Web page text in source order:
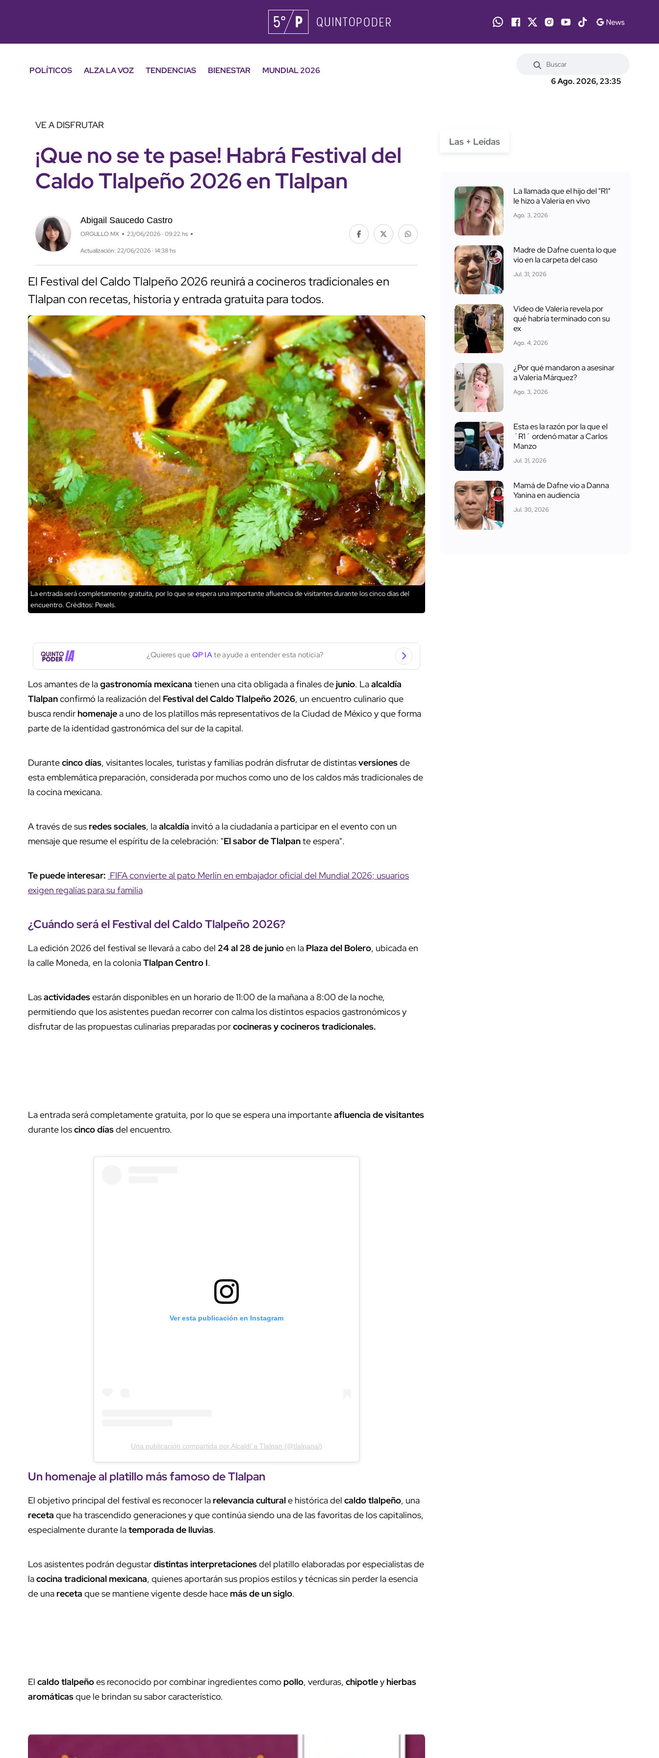
POLÍTICOS ALZA LA VOZ TENDENCIAS BIENESTAR
MUNDIAL 2026
6 Ago. 2026, 23:35
VE A DISFRUTAR
¡Que no se te pase! Habrá Festival del
Caldo Tlalpeño 2026 en Tlalpan
Abigail Saucedo Castro
ORGULLO MX 23/06/2026 · 09:22 hs
Actualización: 22/06/2026 · 14:38 hs
El Festival del Caldo Tlalpeño 2026 reunirá a cocineros tradicionales en
Tlalpan con recetas, historia y entrada gratuita para todos.
La entrada será completamente gratuita, por lo que se espera una importante afluencia de visitantes durante los cinco días del
encuentro. Créditos: Pexels.
¿Quieres que QP IAte ayude a entender esta noticia?
Los amantes de lagastronomía mexicana tienen una cita obligada a finales dejunio. Laalcaldía
Tlalpanconfirmó la realización del Festival del Caldo Tlalpeño 2026, un encuentro culinario que
busca rendir homenajea uno de los platillos más representativos de la Ciudad de México y que forma
parte de la identidad gastronómica del sur de la capital.
Durantecinco días, visitantes locales, turistas y familias podrán disfrutar de distintasversionesde
esta emblemática preparación, considerada por muchos como uno de los caldos más tradicionales de
la cocina mexicana.
A través de sus redes sociales, laalcaldía invitó a la ciudadanía a participar en el evento con un
mensaje que resume el espíritu de la celebración: "El sabor de Tlalpante espera".
Te puede interesar: FIFA convierte al pato Merlín en embajador oficial del Mundial 2026; usuarios
exigen regalías para su familia
¿Cuándo será el Festival del Caldo Tlalpeño 2026?
La edición 2026 del festival se llevará a cabo del 24 al 28 de junioen la Plaza del Bolero, ubicada en
la calle Moneda, en la coloniaTlalpan Centro I.
Lasactividadesestarán disponibles en un horario de 11:00 de la mañana a 8:00 de la noche,
permitiendo que los asistentes puedan recorrer con calma los distintos espacios gastronómicos y
disfrutar de las propuestas culinarias preparadas porcocineras y cocineros tradicionales.
La entrada será completamente gratuita, por lo que se espera una importanteafluencia de visitantes
durante loscinco díasdel encuentro.
Ver esta publicación en Instagram
Una publicación compartida por Alcaldi´a Tlalpan (@tlalpanal)
Un homenajeal platillo más famoso deTlalpan
El objetivo principal del festival es reconocer la relevancia culturale histórica del caldo tlalpeño, una
receta que ha trascendido generaciones y que continúa siendo una de las favoritas de los capitalinos,
especialmente durante latemporada de lluvias.
Los asistentes podrán degustardistintas interpretacionesdel platillo elaboradas por especialistas de
lacocina tradicional mexicana, quienes aportarán sus propios estilos y técnicas sin perder la esencia
de una receta que se mantiene vigente desde hace más de un siglo.
El caldo tlalpeñoes reconocido por combinar ingredientes como pollo, verduras, chipotley hierbas
aromáticasque le brindan su sabor característico.
Las + Leídas
La llamada que el hijo del "R1"
le hizo a Valeria en vivo
Ago. 3, 2026
Madre de Dafne cuenta lo que
vio en la carpeta del caso
Jul. 31, 2026
Video de Valeria revela por
qué habría terminado con su
ex
Ago. 4, 2026
¿Por qué mandaron a asesinar
a Valeria Márquez?
Ago. 3, 2026
Esta es la razón por la que el
´R1´ ordenó matar a Carlos
Manzo
Jul. 31, 2026
Mamá de Dafne vio a Danna
Yanina en audiencia
Jul. 30, 2026